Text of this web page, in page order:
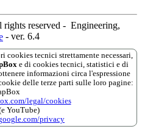
reserved - Engineering,
- ver. 6.4
cookies tecnici strettamente necessari,
e di cookies tecnici, statistici e di
informazioni circa l'espressione
delle terze parti sulle loro pagine:
legal/cookies
YouTube)
privacy